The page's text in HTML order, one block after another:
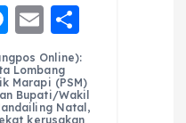
M
e
ss
e
E
m
ai
l
h
a
re
Online):
Lombang
Marapi (PSM)
Bupati/Wakil
Natal,
kerusakan